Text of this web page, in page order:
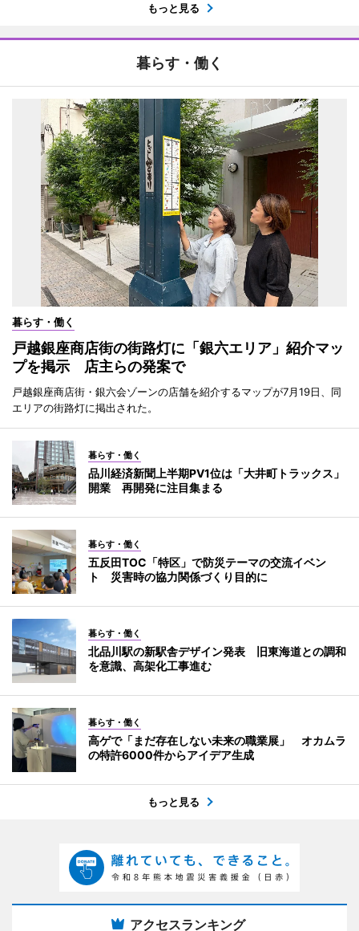
もっと見る
暮らす・働く
暮らす・働く
戸越銀座商店街の街路灯に「銀六エリア」紹介マッ
プを掲示 店主らの発案で
戸越銀座商店街・銀六会ゾーンの店舗を紹介するマップが7月19日、同
エリアの街路灯に掲出された。
暮らす・働く
品川経済新聞上半期PV1位は「大井町トラックス」
開業 再開発に注目集まる
暮らす・働く
五反田TOC「特区」で防災テーマの交流イベン
ト 災害時の協力関係づくり目的に
暮らす・働く
北品川駅の新駅舎デザイン発表 旧東海道との調和
を意識、高架化工事進む
暮らす・働く
高ゲで「まだ存在しない未来の職業展」 オカムラ
の特許6000件からアイデア生成
もっと見る
アクセスランキング